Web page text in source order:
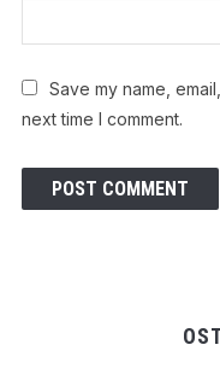
Save my name,
next time I comment.